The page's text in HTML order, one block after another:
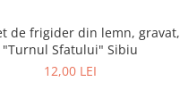
sau la
pentru parteneriate!
de frigider din lemn, gravat,
"Turnul Sfatului" Sibiu
12,00 LEI